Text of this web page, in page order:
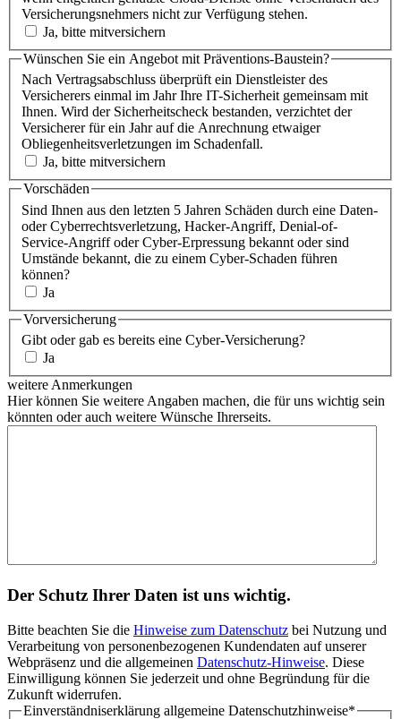
Versicherungsnehmers nicht zur Verfügung stehen.
Ja, bitte mitversichern
Wünschen Sie ein Angebot mit Präventions-Baustein?
Nach Vertragsabschluss überprüft ein Dienstleister des
Versicherers einmal im Jahr Ihre IT-Sicherheit gemeinsam mit
Ihnen. Wird der Sicherheitscheck bestanden, verzichtet der
Versicherer für ein Jahr auf die Anrechnung etwaiger
Obliegenheitsverletzungen im Schadenfall.
Ja, bitte mitversichern
Vorschäden
Sind Ihnen aus den letzten 5 Jahren Schäden durch eine Daten-
oder Cyberrechtsverletzung, Hacker-Angriff, Denial-of-
Service-Angriff oder Cyber-Erpressung bekannt oder sind
Umstände bekannt, die zu einem Cyber-Schaden führen
können?
Ja
Vorversicherung
Gibt oder gab es bereits eine Cyber-Versicherung?
Ja
weitere Anmerkungen
Hier können Sie weitere Angaben machen, die für uns wichtig sein
könnten oder auch weitere Wünsche Ihrerseits.
Der Schutz Ihrer Daten ist uns wichtig.
Bitte beachten Sie die Hinweise zum Datenschutz bei Nutzung und
Verarbeitung von personenbezogenen Kundendaten auf unserer
Webpräsenz und die allgemeinen Datenschutz-Hinweise. Diese
Einwilligung können Sie jederzeit und ohne Begründung für die
Zukunft widerrufen.
Einverständniserklärung allgemeine Datenschutzhinweise*